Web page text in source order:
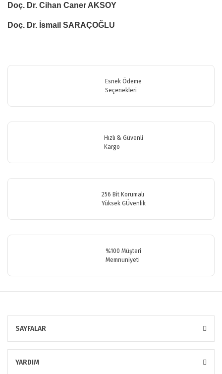
Doç. Dr. Cihan Caner AKSOY
Doç. Dr. İsmail SARAÇOĞLU
Bu ürüne ilk yorumu siz yapın!
Görüş ve önerileriniz için teşekkür ederiz.
Ürün resmi kalitesiz, bozuk veya görüntülenemiyor.
Ürün fiyatı diğer sitelerden daha pahalı.
Esnek Ödeme
Seçenekleri
Hızlı & Güvenli
Kargo
256 Bit Korumalı
Yüksek GÜvenlik
%100 Müşteri
Memnuniyeti
SAYFALAR
YARDIM